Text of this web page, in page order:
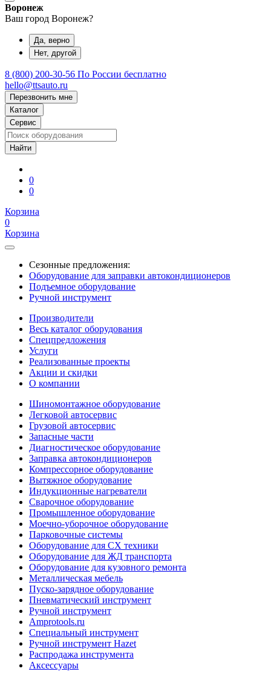
Воронеж
Ваш город Воронеж?
Да, верно
Нет, другой
8 (800) 200-30-56 По России бесплатно
hello@ttsauto.ru
Перезвонить мне
Каталог
Сервис
0
0
Корзина
0
Корзина
Сезонные предложения:
Оборудование для заправки автокондиционеров
Подъемное оборудование
Ручной инструмент
Производители
Весь каталог оборудования
Спецпредложения
Услуги
Реализованные проекты
Акции и скидки
О компании
Шиномонтажное оборудование
Легковой автосервис
Грузовой автосервис
Запасные части
Диагностическое оборудование
Заправка автокондиционеров
Компрессорное оборудование
Вытяжное оборудование
Индукционные нагреватели
Сварочное оборудование
Промышленное оборудование
Моечно-уборочное оборудование
Парковочные системы
Оборудование для СХ техники
Оборудование для ЖД транспорта
Оборудование для кузовного ремонта
Металлическая мебель
Пуско-зарядное оборудование
Пневматический инструмент
Ручной инструмент
Amprotools.ru
Специальный инструмент
Ручной инструмент Hazet
Распродажа инструмента
Аксессуары